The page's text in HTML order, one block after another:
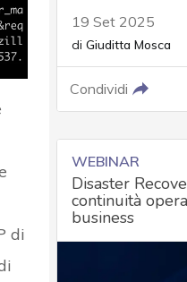
di
19 Set 2025
di Giuditta Mosca
Condividi
WEBINAR
Disaster
continuità
business